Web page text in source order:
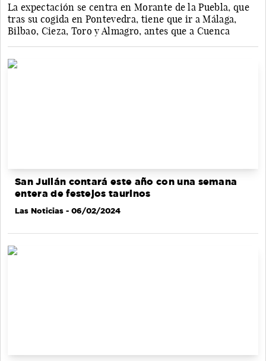
La expectación se centra en Morante de la Puebla, que
tras su cogida en Pontevedra, tiene que ir a Málaga,
Bilbao, Cieza, Toro y Almagro, antes que a Cuenca
San Julián contará este año con una semana
entera de festejos taurinos
Las Noticias - 06/02/2024